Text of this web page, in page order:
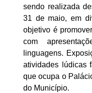
sendo realizada
31 de maio, em
objetivo é
com
linguagens.
atividades lúdicas
que ocupa o
do Município.